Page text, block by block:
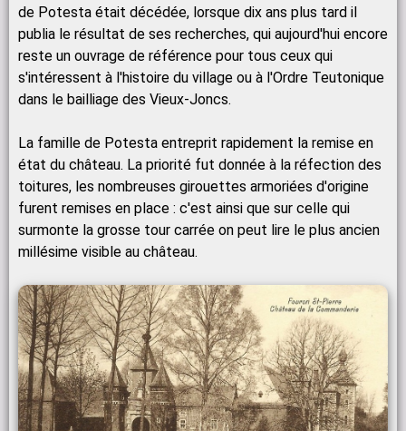
de Potesta était décédée, lorsque dix ans plus tard il
publia le résultat de ses recherches, qui aujourd'hui encore
reste un ouvrage de référence pour tous ceux qui
s'intéressent à l'histoire du village ou à l'Ordre Teutonique
dans le bailliage des Vieux-Joncs.
La famille de Potesta entreprit rapidement la remise en
état du château. La priorité fut donnée à la réfection des
toitures, les nombreuses girouettes armoriées d'origine
furent remises en place : c'est ainsi que sur celle qui
surmonte la grosse tour carrée on peut lire le plus ancien
millésime visible au château.